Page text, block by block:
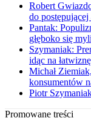
Robert
do postępującej
Pantak:
głęboko się myli
Szymaniak:
idąc na łatwiznę
Michał
konsumentów
Piotr
Promowane treści